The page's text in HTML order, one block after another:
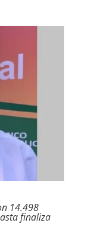
14.498
finaliza